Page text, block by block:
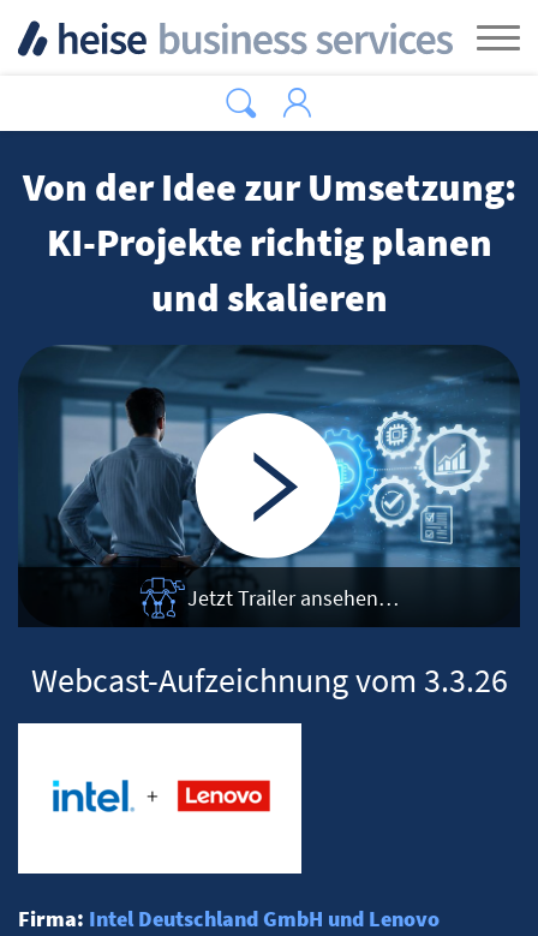
Von der Idee zur Umsetzung:
KI-Projekte richtig planen
und skalieren
Jetzt Trailer ansehen…
Webcast-Aufzeichnung vom 3.3.26
Firma: Intel Deutschland GmbH und Lenovo